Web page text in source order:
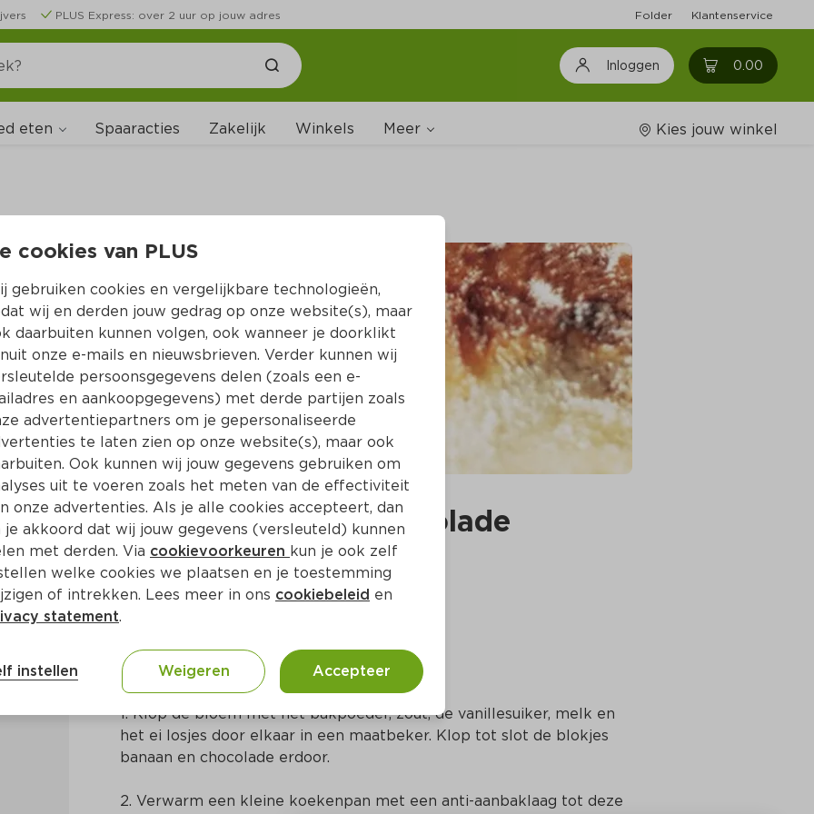
PLUS Express: over 2 uur op jouw adres Folder Klantenservice
Inloggen 0.00 0
eten Spaaracties Zakelijk Winkels Meer
Wijnshop
Boodschappenlijstjes
Kies jouw winkel
met banaan en chocolade
Nederlands
Bereidingswijze
1. Klop de bloem met het bakpoeder, zout, de vanillesuiker, melk en
het ei losjes door elkaar in een maatbeker. Klop tot slot de blokjes
banaan en chocolade erdoor.
2. Verwarm een kleine koekenpan met een anti-aanbaklaag tot deze
cookies van PLUS
gebruiken cookies en vergelijkbare technologieën,
wij en derden jouw gedrag op onze website(s), maar
daarbuiten kunnen volgen, ook wanneer je doorklikt
onze e-mails en nieuwsbrieven. Verder kunnen wij
persoonsgegevens delen (zoals een e-
en aankoopgegevens) met derde partijen zoals
advertentiepartners om je gepersonaliseerde
te laten zien op onze website(s), maar ook
Ook kunnen wij jouw gegevens gebruiken om
uit te voeren zoals het meten van de effectiviteit
onze advertenties. Als je alle cookies accepteert, dan
je akkoord dat wij jouw gegevens (versleuteld) kunnen
met derden. Via cookievoorkeuren kun je ook zelf
welke cookies we plaatsen en je toestemming
of intrekken. Lees meer in ons cookiebeleid en
statement.
instellen Weigeren Accepteer